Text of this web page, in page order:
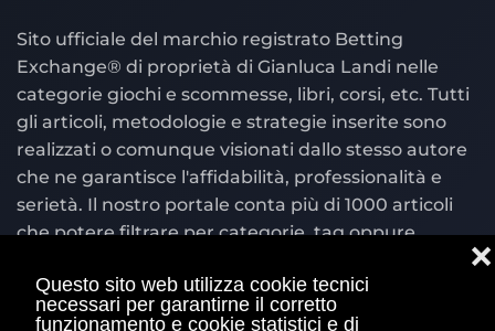
Questo sito web utilizza cookie tecnici
necessari per garantirne il corretto
funzionamento e cookie statistici e di
❌
Sito ufficiale del marchio registrato Betting
Exchange® di proprietà di Gianluca Landi nelle
categorie giochi e scommesse, libri, corsi, etc. Tutti
gli articoli, metodologie e strategie inserite sono
realizzati o comunque visionati dallo stesso autore
che ne garantisce l'affidabilità, professionalità e
serietà. Il nostro portale conta più di 1000 articoli
che potere filtrare per categorie, tag oppure
situato in alto a destra.